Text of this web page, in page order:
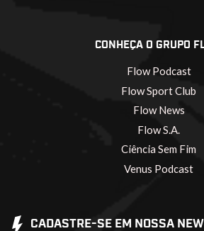
CONHEÇA O GRUPO
Flow Podcast
Flow Sport Club
Flow News
Flow S.A.
Ciência Sem Fim
Venus Podcast
CADASTRE-SE EM NOSSA